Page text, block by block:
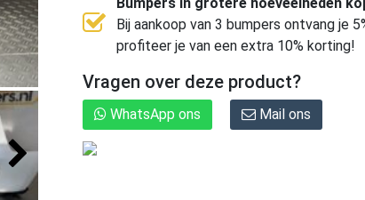
Bij aankoop van 3 bumpers ontvang je
profiteer je van een extra 10% korting!
Vragen over deze product?
WhatsApp ons Mail ons